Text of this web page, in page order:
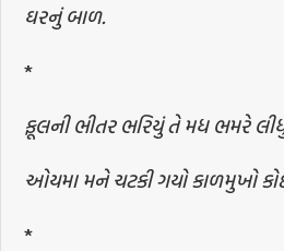
ઘરનું બાળ.
*
ફૂલની ભીતર ભરિયું તે મધ ભમરે લીધું
ઓયમા મને ચટકી ગયો કાળમુખો
*